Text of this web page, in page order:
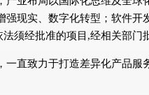
现实、数字化转型；软件
须经批准的项目,经相关部门
一直致力于打造差异化产品